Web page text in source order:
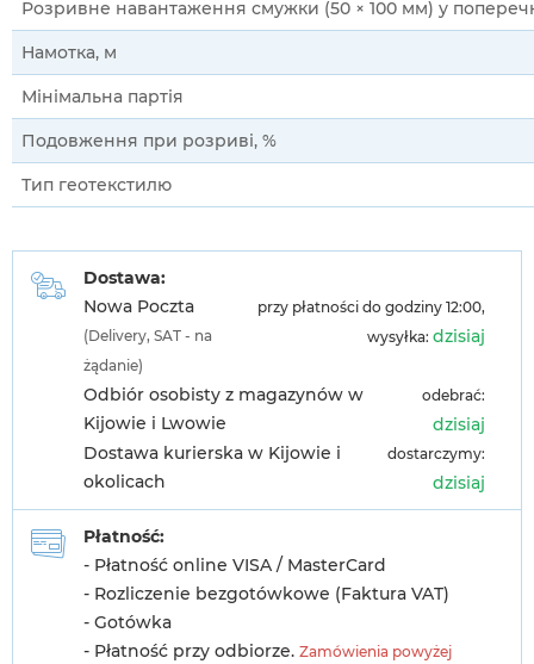
Розривне навантаження смужки (50 × 100 мм) у
Намотка, м
Мінімальна партія
Подовження при розриві, %
Тип геотекстилю
Dostawa:
Nowa Poczta
(Delivery, SAT - na
żądanie)
przy płatności do godziny 12:00,
wysyłka: dzisiaj
Odbiór osobisty z magazynów w
Kijowie i Lwowie
odebrać:
dzisiaj
Dostawa kurierska w Kijowie i
okolicach
dostarczymy:
dzisiaj
Płatność:
- Płatność online VISA / MasterCard
- Rozliczenie bezgotówkowe (Faktura VAT)
- Gotówka
- Płatność przy odbiorze. Zamówienia powyżej